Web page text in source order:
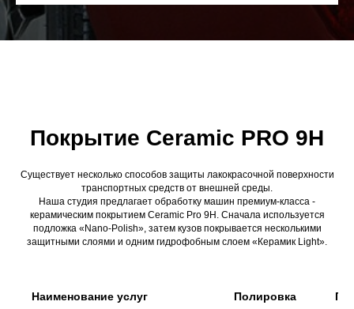
Покрытие Ceramic PRO 9H
Существует несколько способов защиты лакокрасочной поверхности
транспортных средств от внешней среды.
Наша студия предлагает обработку машин премиум-класса -
керамическим покрытием Ceramic Pro 9H. Сначала используется
подложка «Nano-Polish», затем кузов покрывается несколькими
защитными слоями и одним гидрофобным слоем «Керамик Light».
Наименование услуг Полировка